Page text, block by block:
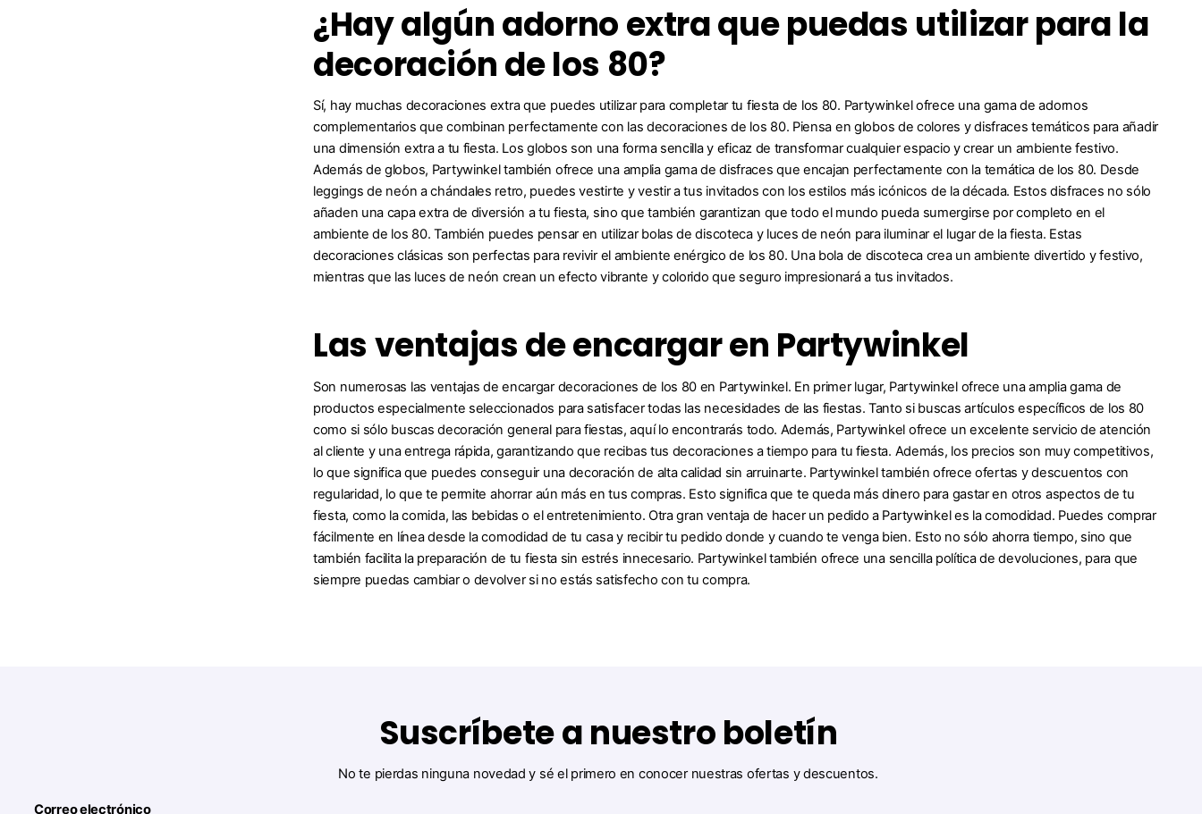
¿Hay algún adorno extra que puedas utilizar para la
decoración de los 80?
Sí, hay muchas decoraciones extra que puedes utilizar para completar tu fiesta de los 80. Partywinkel ofrece una gama de adornos
complementarios que combinan perfectamente con las decoraciones de los 80. Piensa en globos de colores y disfraces temáticos para añadir
una dimensión extra a tu fiesta. Los globos son una forma sencilla y eficaz de transformar cualquier espacio y crear un ambiente festivo.
Además de globos, Partywinkel también ofrece una amplia gama de disfraces que encajan perfectamente con la temática de los 80. Desde
leggings de neón a chándales retro, puedes vestirte y vestir a tus invitados con los estilos más icónicos de la década. Estos disfraces no sólo
añaden una capa extra de diversión a tu fiesta, sino que también garantizan que todo el mundo pueda sumergirse por completo en el
ambiente de los 80. También puedes pensar en utilizar bolas de discoteca y luces de neón para iluminar el lugar de la fiesta. Estas
decoraciones clásicas son perfectas para revivir el ambiente enérgico de los 80. Una bola de discoteca crea un ambiente divertido y festivo,
mientras que las luces de neón crean un efecto vibrante y colorido que seguro impresionará a tus invitados.
Las ventajas de encargar en Partywinkel
Son numerosas las ventajas de encargar decoraciones de los 80 en Partywinkel. En primer lugar, Partywinkel ofrece una amplia gama de
productos especialmente seleccionados para satisfacer todas las necesidades de las fiestas. Tanto si buscas artículos específicos de los 80
como si sólo buscas decoración general para fiestas, aquí lo encontrarás todo. Además, Partywinkel ofrece un excelente servicio de atención
al cliente y una entrega rápida, garantizando que recibas tus decoraciones a tiempo para tu fiesta. Además, los precios son muy competitivos,
lo que significa que puedes conseguir una decoración de alta calidad sin arruinarte. Partywinkel también ofrece ofertas y descuentos con
regularidad, lo que te permite ahorrar aún más en tus compras. Esto significa que te queda más dinero para gastar en otros aspectos de tu
fiesta, como la comida, las bebidas o el entretenimiento. Otra gran ventaja de hacer un pedido a Partywinkel es la comodidad. Puedes comprar
fácilmente en línea desde la comodidad de tu casa y recibir tu pedido donde y cuando te venga bien. Esto no sólo ahorra tiempo, sino que
también facilita la preparación de tu fiesta sin estrés innecesario. Partywinkel también ofrece una sencilla política de devoluciones, para que
siempre puedas cambiar o devolver si no estás satisfecho con tu compra.
Suscríbete a nuestro boletín
No te pierdas ninguna novedad y sé el primero en conocer nuestras ofertas y descuentos.
Correo electrónico